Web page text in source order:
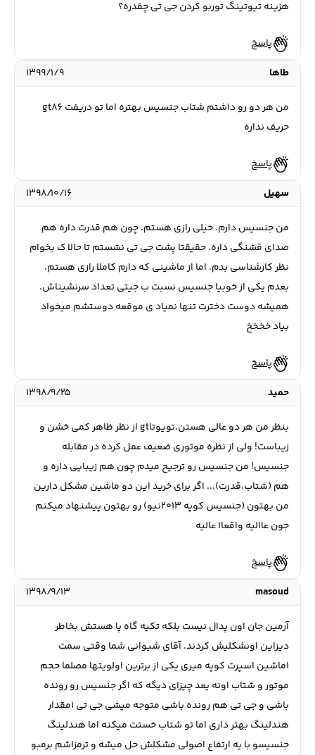
هزینه تیوتینگ توربو کردن جی تی چقدره؟
پاسخ
طاها
۱۳۹۹/۱/۹
من هر دو رو داشتم شتاب جنسیس بهتره اما تو دریفت gt86
حریف نداره
پاسخ
سهیل
۱۳۹۸/۱۰/۱۶
من جنسیس دارم. خیلی رازی هستم. چون هم قدرت داره هم
صدای قشنگی داره. حقیقتا پشت جی تی نشستم تا حالا ک بخوام
نظر کارشناسی بدم. اما از ماشینی که دارم کاملا رازی هستم.
بعدم یکی از خوبیا جنسیس نسبت ب جیتی تعداد سرنشیناش.
همیشه دوست دخترت تنها نمیاد ی موقعه دوستشم میخواد
بیاد خخخخ
پاسخ
حمید
۱۳۹۸/۹/۲۵
بنظر من هر دو عالی هستن.تویوتاgt از نظر ظاهر کمی خشن و
زیباست! ولی از نظره موتوری ضعیف عمل کرده در مقابله
جنسیس! من جنسیس رو ترجیح میدم چون هم زیبایی داره و
هم (شتاب،قدرت)... اگر برای خرید این دو ماشین مشکل دارین
من بهتون (جنسیس کوپه ۲۰۱۳نیو) رو بهتون پیشنهاد میکنم
جون عاالیه واقعاا عالیه
پاسخ
masoud
۱۳۹۸/۹/۱۳
آرمین جان اون پدال نیست بلکه تکیه گاه پا هستش بخاطر
دیزاین اونشکلیش کردند. آقای شیوانی شما وقتی سمت
1ماشین اسپرت کوپه میری یکی از برترین اولویتها مصلما حجم
موتور و شتاب اونه یعد چیزای دیگه که اگر جنسیس رو رونده
باشی و جی تی هم رونده باشی متوجه میشی جی تی 1مقدار
هندلینگ بهتر داری اما تو شتاب خستت میکنه اما هندلینگ
جنسیسو با یه ارتفاع اصولی مشکلش حل میشه و ترمزاشم برمبو